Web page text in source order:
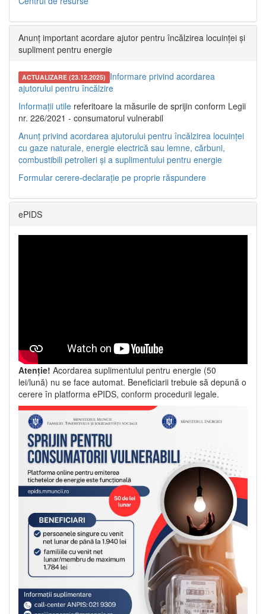
Anunț important acordare ajutor pentru încălzirea locuinței și
supliment pentru energie
ACTUALIZARE (23.12.2025) Informare privind acordarea
ajutorului pentru încălzire
Informații utile referitoare la măsurile de sprijin conform Legii
nr. 226/2021 - consumatorul vulnerabil
Anunț privind acordarea ajutorului pentru încălzirea locuinței
cu gaze naturale, energie electrică sau lemne, cărbuni,
combustibili petrolieri și a suplimentului pentru energie
Formular cerere-declarație pe proprie răspundere
ePIDS
Atenție! Acordarea suplimentului pentru energie (50
lei/lună) nu se face automat. Beneficiarii trebuie să depună o
cerere în platforma ePIDS, conform procedurii legale.